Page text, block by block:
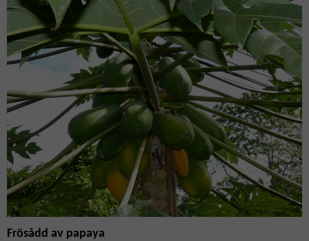
Frösådd av papaya